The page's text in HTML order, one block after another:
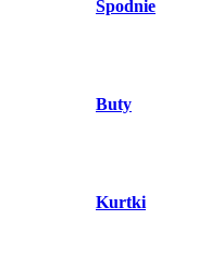
Spodnie
Buty
Kurtki